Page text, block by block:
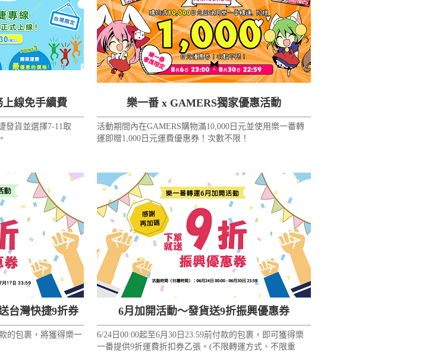
上線免手續費
發貨並選擇7-11取
樂一番 x GAMERS獨家優惠活動
活動期間內在GAMERS購物滿10,000日元並使用樂一番轉
運即贈1,000日元運費優惠券！次數不限！
台灣快捷9折券
的包裹，將獲得樂一
6月加開活動～發貨送9折振興優惠券
6/24日00:00起至6月30日23:59前付款的包裹，即可獲得樂
一番提供9折運費折扣券乙張。(不限轉運方式、不限重